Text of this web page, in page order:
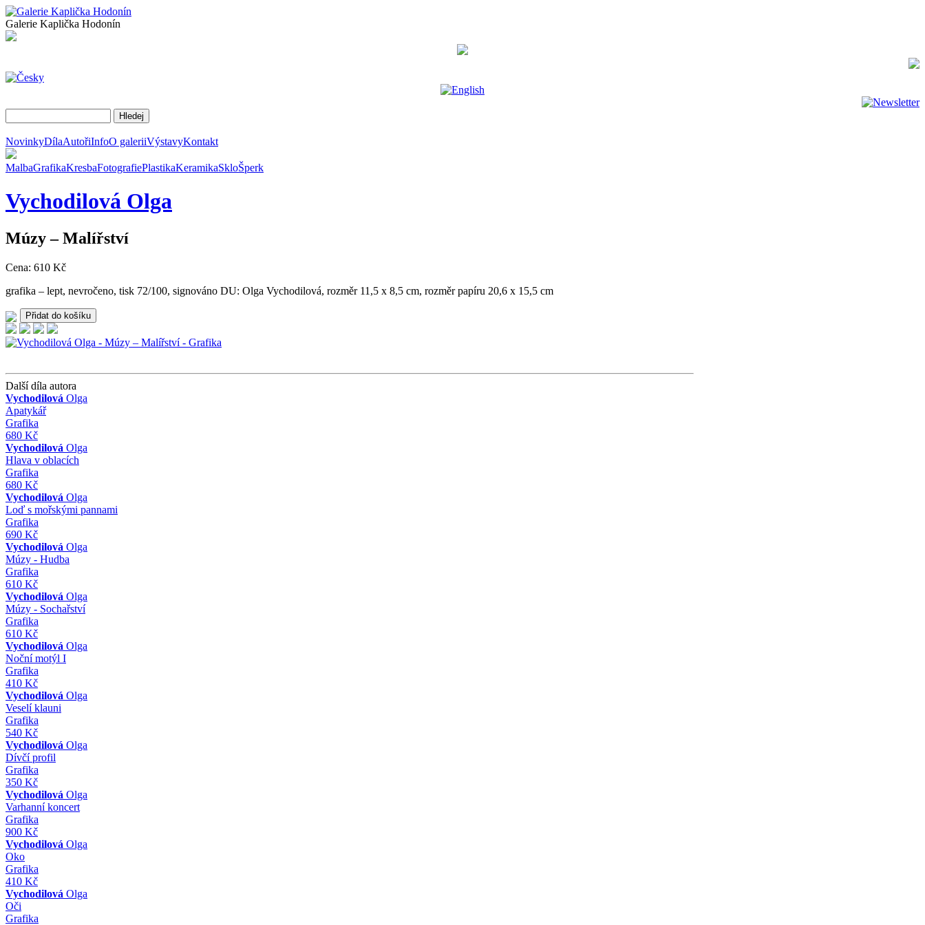
Galerie Kaplička Hodonín
NovinkyDílaAutořiInfoO galeriiVýstavyKontakt
MalbaGrafikaKresbaFotografiePlastikaKeramikaSkloŠperk
Vychodilová Olga
Múzy – Malířství
Cena: 610 Kč
grafika – lept, nevročeno, tisk 72/100, signováno DU: Olga Vychodilová, rozměr 11,5 x 8,5 cm, rozměr papíru 20,6 x 15,5 cm
Další díla autora
Vychodilová Olga
Apatykář
Grafika
680 Kč
Vychodilová Olga
Hlava v oblacích
Grafika
680 Kč
Vychodilová Olga
Loď s mořskými pannami
Grafika
690 Kč
Vychodilová Olga
Múzy - Hudba
Grafika
610 Kč
Vychodilová Olga
Múzy - Sochařství
Grafika
610 Kč
Vychodilová Olga
Noční motýl I
Grafika
410 Kč
Vychodilová Olga
Veselí klauni
Grafika
540 Kč
Vychodilová Olga
Dívčí profil
Grafika
350 Kč
Vychodilová Olga
Varhanní koncert
Grafika
900 Kč
Vychodilová Olga
Oko
Grafika
410 Kč
Vychodilová Olga
Oči
Grafika